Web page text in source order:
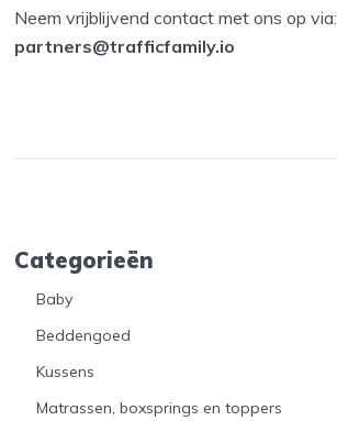
Neem vrijblijvend contact met ons op via:
partners@trafficfamily.io
Categorieën
Baby
Beddengoed
Kussens
Matrassen, boxsprings en toppers